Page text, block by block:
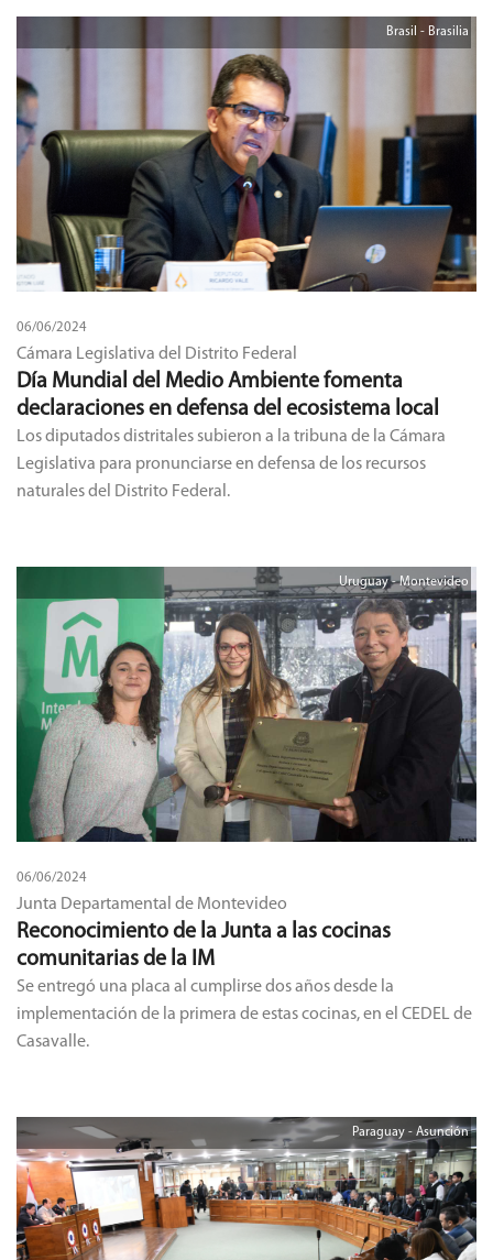
06/06/2024
Cámara Legislativa del Distrito Federal
Brasil - Brasilia
Día Mundial del Medio Ambiente fomenta
declaraciones en defensa del ecosistema local
Los diputados distritales subieron a la tribuna de la Cámara
Legislativa para pronunciarse en defensa de los recursos
naturales del Distrito Federal.
06/06/2024
Junta Departamental de Montevideo
Uruguay - Montevideo
Reconocimiento de la Junta a las cocinas
comunitarias de la IM
Se entregó una placa al cumplirse dos años desde la
implementación de la primera de estas cocinas, en el CEDEL de
Casavalle.
Paraguay - Asunción